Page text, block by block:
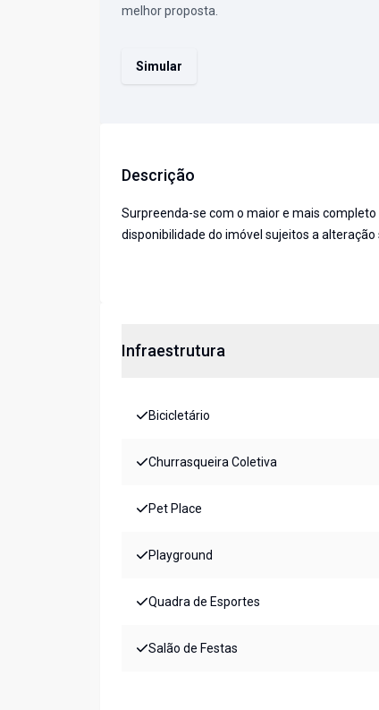
melhor proposta.
Simular
Descrição
Surpreenda-se com o maior e mais
disponibilidade do imóvel sujeitos a alteração
Infraestrutura
Bicicletário
Churrasqueira Coletiva
Pet Place
Playground
Quadra de Esportes
Salão de Festas